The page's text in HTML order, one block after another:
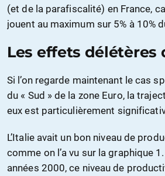
(et de la parafiscalité) en France,
jouent au maximum sur 5% à 10%
Les effets délétères
Si l’on regarde maintenant le cas
du « Sud » de la zone Euro, la
eux est particulièrement
L’Italie avait un bon niveau de
comme on l’a vu sur la graphique
années 2000, ce niveau de